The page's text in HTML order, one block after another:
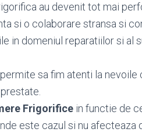
au devenit tot mai
si o colaborare stransa si
in domeniul reparatiilor si al
sa fim atenti la
Frigorifice in functie de
este cazul si nu afecteaza